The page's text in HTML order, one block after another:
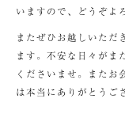
いますので、どうぞよ
またぜひお越しいただ
ます。不安な日々がま
くださいませ。またお
は本当にありがとうご